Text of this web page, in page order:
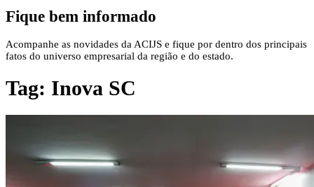
Fique bem informado
Acompanhe as novidades da ACIJS e fique por dentro dos principais
fatos do universo empresarial da região e do estado.
Tag: Inova SC